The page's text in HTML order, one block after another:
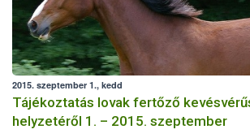
2015. szeptember 1., kedd
Tájékoztatás lovak fertőző
helyzetéről 1. – 2015. szeptember